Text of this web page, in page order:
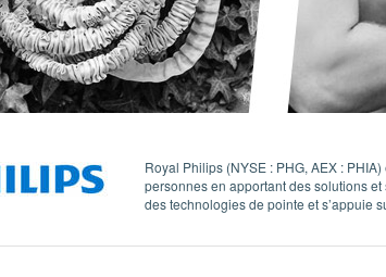
AUTRES RUBRIQUES
THÉMATIQUE
/ REPORTAGES
CRÉATIFS / DIY
Royal Philips (NYSE : PHG, AEX :
personnes en apportant des solutions
des technologies de pointe et s’appuie